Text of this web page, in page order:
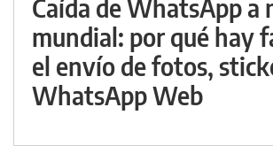
Caída de WhatsApp a
mundial: por qué hay
el envío de fotos,
WhatsApp Web